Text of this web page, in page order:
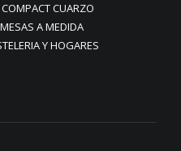
CUARZO
A MEDIDA
Y HOGARES